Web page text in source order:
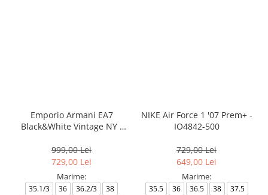
Emporio Armani EA7
Black&White Vintage NY -
999,00 Lei
729,00 Lei
Marime:
35.1/3 36 36.2/3
38
NIKE Air Force 1 '07 Prem+ -
IO4842-500
729,00 Lei
649,00 Lei
Marime:
35.5 36 36.5 38
37.5